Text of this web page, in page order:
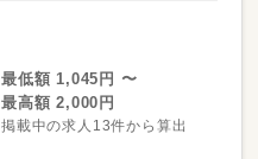
最低額 1,045円 〜
最高額 2,000円
掲載中の求人13件から算出